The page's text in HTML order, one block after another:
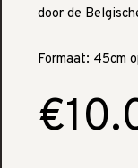
door de
Formaat: 45cm